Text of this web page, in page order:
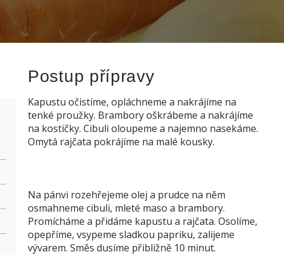
Postup přípravy
Kapustu očistíme, opláchneme a nakrájíme na
tenké proužky. Brambory oškrábeme a nakrájíme
na kostičky. Cibuli oloupeme a najemno nasekáme.
Omytá rajčata pokrájíme na malé kousky.
Na pánvi rozehřejeme olej a prudce na něm
osmahneme cibuli, mleté maso a brambory.
Promícháme a přidáme kapustu a rajčata. Osolíme,
opepříme, vsypeme sladkou papriku, zalijeme
vývarem. Směs dusíme přibližně 10 minut.